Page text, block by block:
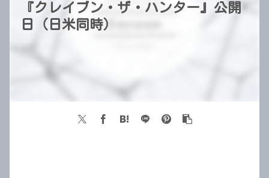
『クレイブン・ザ・ハンター』公開
日（日米同時）